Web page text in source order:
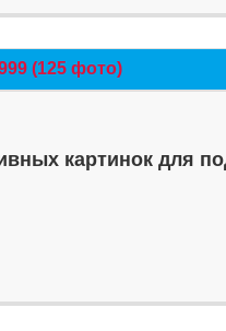
(125 фото)
картинок для